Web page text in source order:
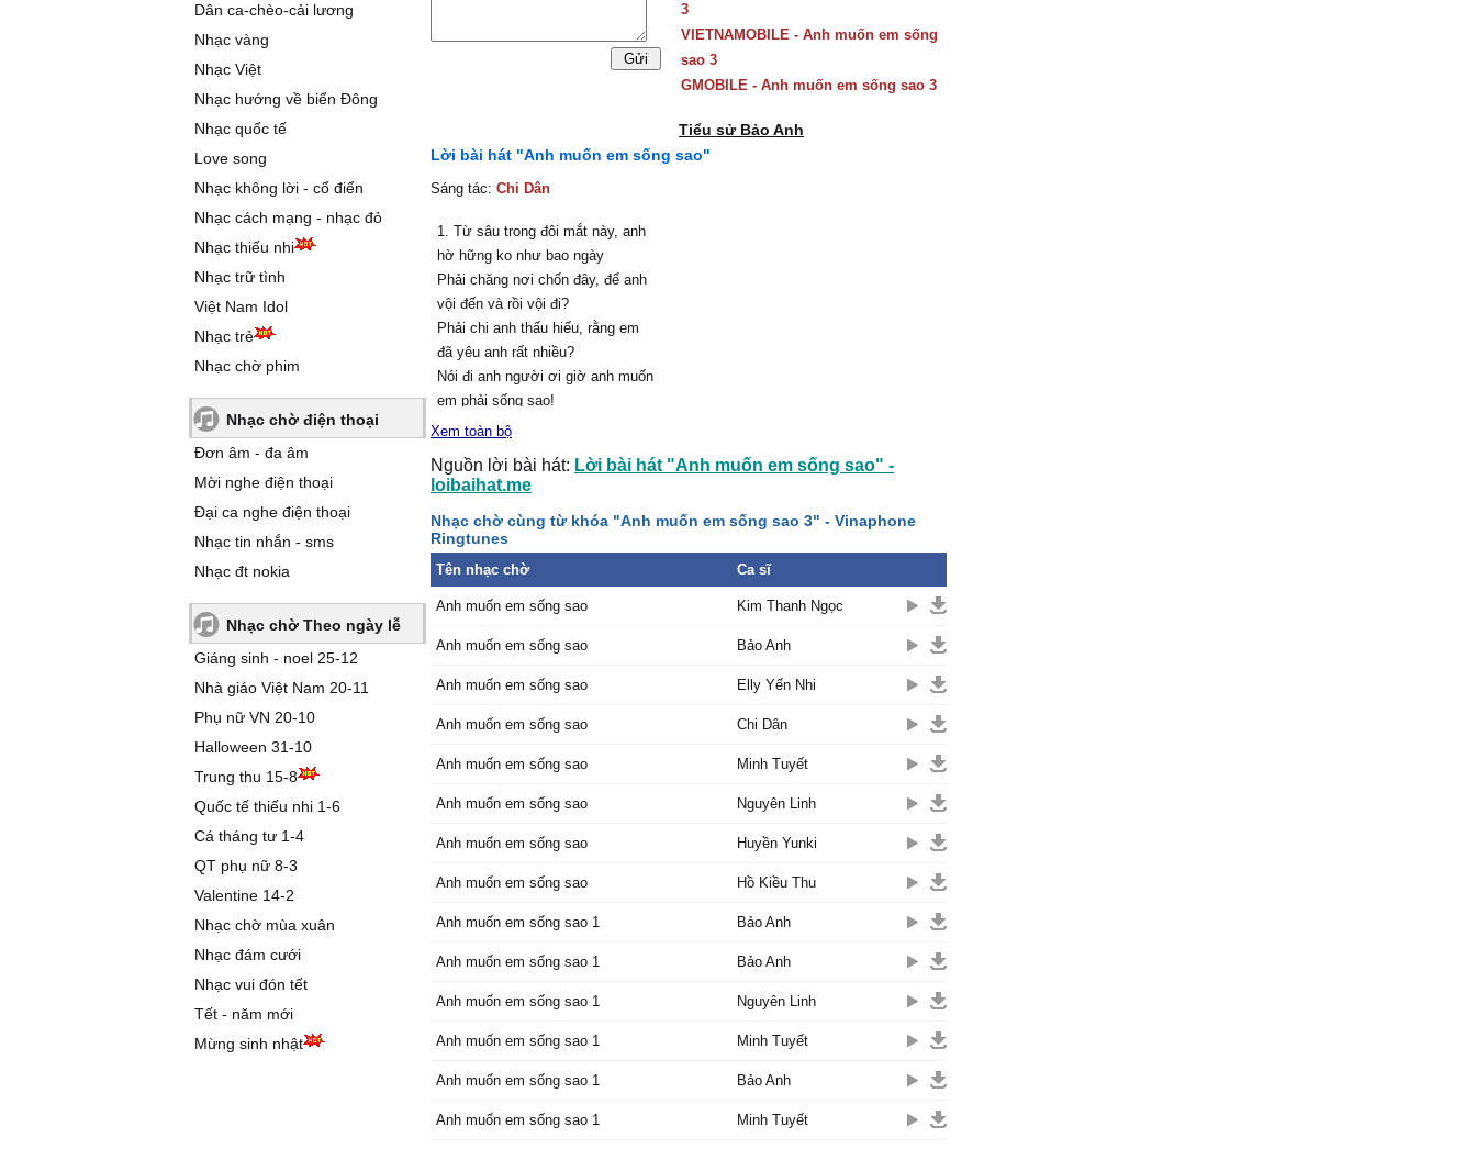
Dân ca-chèo-cải lương
Nhạc vàng
Nhạc Việt
Nhạc hướng về biển Đông
Nhạc quốc tế
Love song
Nhạc không lời - cổ điển
Nhạc cách mạng - nhạc đỏ
Nhạc thiếu nhi
Nhạc trữ tình
Việt Nam Idol
Nhạc trẻ
Nhạc chờ phim
Nhạc chờ điện thoại
Đơn âm - đa âm
Mời nghe điện thoại
Đại ca nghe điện thoại
Nhạc tin nhắn - sms
Nhạc đt nokia
Nhạc chờ Theo ngày lễ
Giáng sinh - noel 25-12
Nhà giáo Việt Nam 20-11
Phụ nữ VN 20-10
Halloween 31-10
Trung thu 15-8
Quốc tế thiếu nhi 1-6
Cá tháng tư 1-4
QT phụ nữ 8-3
Valentine 14-2
Nhạc chờ mùa xuân
Nhạc đám cưới
Nhạc vui đón tết
Tết - năm mới
Mừng sinh nhật
3
VIETNAMOBILE - Anh muốn em sống
sao 3
GMOBILE - Anh muốn em sống sao 3
Tiểu sử Bảo Anh
Lời bài hát "Anh muốn em sống sao"
Sáng tác: Chi Dân
1. Từ sâu trong đôi mắt này, anh
hờ hững ko như bao ngày
Phải chăng nơi chốn đây, để anh
vội đến và rồi vội đi?
Phải chi anh thấu hiểu, rằng em
đã yêu anh rất nhiều?
Nói đi anh người ơi giờ anh muốn
em phải sống sao!
vẫn đứng đây chờ anh đi tìm
Lúc anh ko còn ai hết, hãy ở yên
em sẽ đi kiếm
Bởi em yêu người vô cớ, vì đã lỡ
nhận hết đau buồn
em phải sống sao!
Anh chỉ đến bên em lúc buồn, vậy
những ngày vui anh về nơi đâu?
hết say anh đâu ở đây...
em là ai trong cuộc đời anh đây?
Nói đi anh người ơi vì sao anh nỡ
em vẫn đứng đây chờ anh đi tìm
Lúc anh ko còn ai hết, hãy ở yên
Bởi em yêu người vô cớ, vì đã lỡ
Nói đi anh người ơi giờ anh muốn
em phải sống sao!
Điệp khúc:
Xem toàn bộ
Nguồn lời bài hát: Lời bài hát "Anh muốn em sống sao" -
loibaihat.me
Nhạc chờ cùng từ khóa "Anh muốn em sống sao 3" - Vinaphone
Ringtunes
Tên nhạc chờ Ca sĩ
Anh muốn em sống sao Kim Thanh Ngọc
Anh muốn em sống sao Bảo Anh
Anh muốn em sống sao Elly Yến Nhi
Anh muốn em sống sao Chi Dân
Anh muốn em sống sao Minh Tuyết
Anh muốn em sống sao Nguyên Linh
Anh muốn em sống sao Huyền Yunki
Anh muốn em sống sao Hồ Kiều Thu
Anh muốn em sống sao 1 Bảo Anh
Anh muốn em sống sao 1 Bảo Anh
Anh muốn em sống sao 1 Nguyên Linh
Anh muốn em sống sao 1 Minh Tuyết
Anh muốn em sống sao 1 Bảo Anh
Anh muốn em sống sao 1 Minh Tuyết